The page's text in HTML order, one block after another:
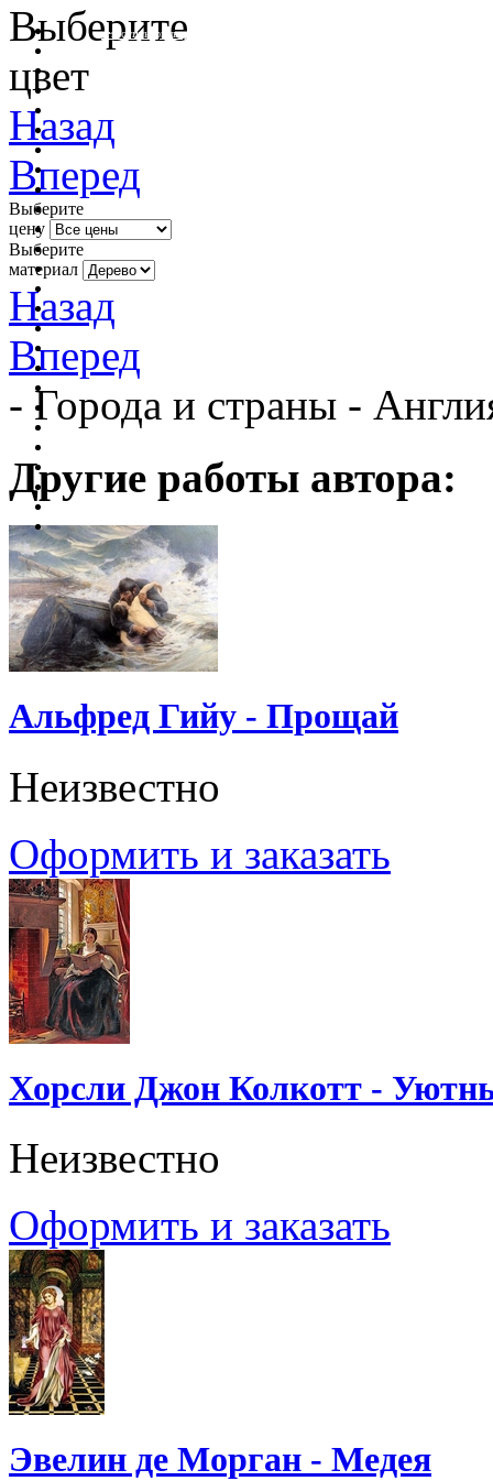
очистить фильтр цвета
Выберите
цвет
Назад
Вперед
Выберите
цену
Выберите
материал
Назад
Вперед
- Города и страны -
Другие работы автора:
Альфред Гийу - Прощай
Неизвестно
Оформить и заказать
Хорсли Джон Колкотт -
Неизвестно
Оформить и заказать
Эвелин де Морган - Медея